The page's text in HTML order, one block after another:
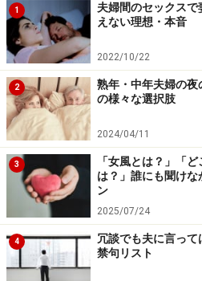
会話上手な夫婦に学ぶ
会話上手な夫婦
少ない時間でコミュニケーショ
クとは？思わず返事を送りた
ど、会話上手な夫婦が心がけ
う。
リンク： すれ違い夫婦の上級コミュニケーション
執筆ガイド 二松 まゆみ
1
夫婦間のセックス
えない理想・本音
2022/10/22
2
熟年・中年夫婦の夜
の様々な選択肢
2024/04/11
3
「女風とは？」「
は？」誰にも聞け
ン
2025/07/24
4
冗談でも夫に言って
禁句リスト